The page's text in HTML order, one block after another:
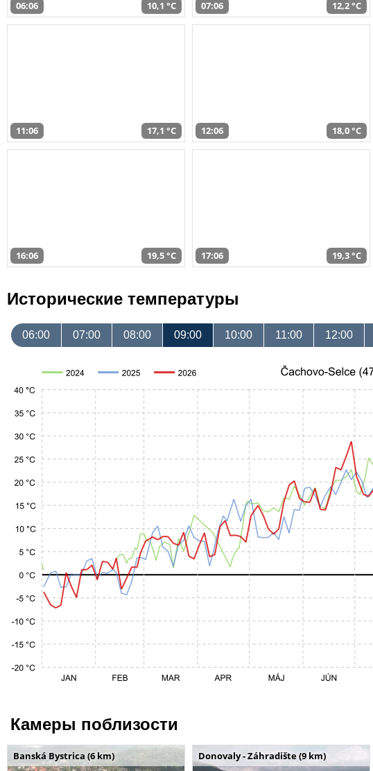
06:06 10,1 °C 07:06 12,2 °C
11:06 17,1 °C 12:06 18,0 °C
16:06 19,5 °C 17:06 19,3 °C
Исторические температуры
06:00 07:00 08:00 09:00 10:00 11:00 12:00
Камеры поблизости
Banská Bystrica (6 km) Donovaly - Záhradište (9 km)